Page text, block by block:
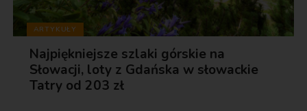
ARTYKUŁY
Najpiękniejsze szlaki górskie na
Słowacji, loty z Gdańska w słowackie
Tatry od 203 zł